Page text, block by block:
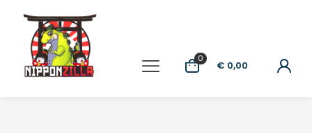
0
€ 0,00